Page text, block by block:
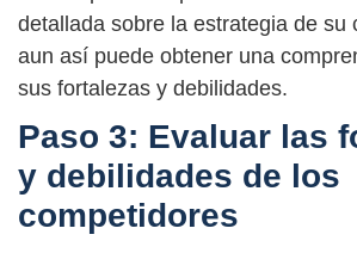
detallada sobre la estrategia de su
aun así puede obtener una
sus fortalezas y debilidades.
Paso 3: Evaluar las
y debilidades de los
competidores